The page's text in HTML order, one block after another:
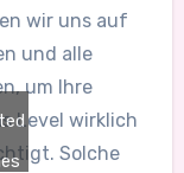
wir uns auf
und alle
um Ihre
Level wirklich
Solche